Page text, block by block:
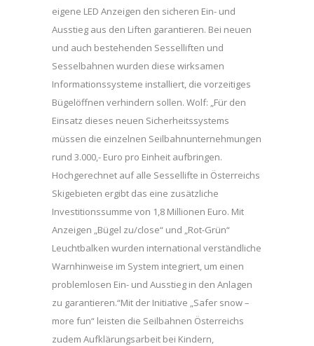
eigene LED Anzeigen den sicheren Ein- und
Ausstieg aus den Liften garantieren. Bei neuen
und auch bestehenden Sesselliften und
Sesselbahnen wurden diese wirksamen
Informationssysteme installiert, die vorzeitiges
Bügelöffnen verhindern sollen. Wolf: „Für den
Einsatz dieses neuen Sicherheitssystems
müssen die einzelnen Seilbahnunternehmungen
rund 3.000,- Euro pro Einheit aufbringen.
Hochgerechnet auf alle Sessellifte in Österreichs
Skigebieten ergibt das eine zusätzliche
Investitionssumme von 1,8 Millionen Euro. Mit
Anzeigen „Bügel zu/close“ und „Rot-Grün“
Leuchtbalken wurden international verständliche
Warnhinweise im System integriert, um einen
problemlosen Ein- und Ausstieg in den Anlagen
zu garantieren.“Mit der Initiative „Safer snow –
more fun“ leisten die Seilbahnen Österreichs
zudem Aufklärungsarbeit bei Kindern,